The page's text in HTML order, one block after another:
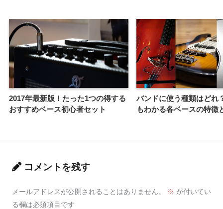
2017年最新版！たった1つの得する
おすすめベース初心者セット
バンドに使う種類はどれ
もわかる各ベースの特徴
コメントを残す
メールアドレスが公開されることはありません。 ※ が付いてい
る欄は必須項目です